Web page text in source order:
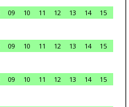
09 10 11 12 13 14
15
09 10 11 12 13 14
15
09 10 11 12 13 14
15